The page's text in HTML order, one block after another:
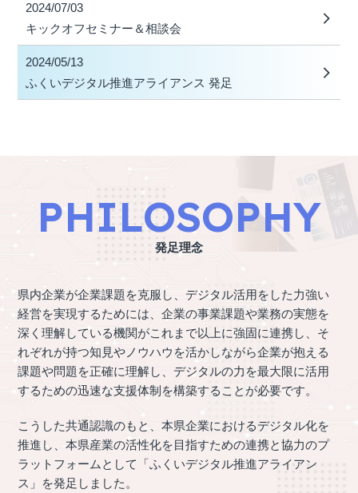
2024/07/03
キックオフセミナー＆相談会
2024/05/13
ふくいデジタル推進アライアンス 発足
PHILOSOPHY
発足理念
県内企業が企業課題を克服し、デジタル活用をした力強い
経営を実現するためには、企業の事業課題や業務の実態を
深く理解している機関がこれまで以上に強固に連携し、そ
れぞれが持つ知見やノウハウを活かしながら企業が抱える
課題や問題を正確に理解し、デジタルの力を最大限に活用
するための迅速な支援体制を構築することが必要です。
こうした共通認識のもと、本県企業におけるデジタル化を
推進し、本県産業の活性化を目指すための連携と協力のプ
ラットフォームとして「ふくいデジタル推進アライアン
ス」を発足しました。